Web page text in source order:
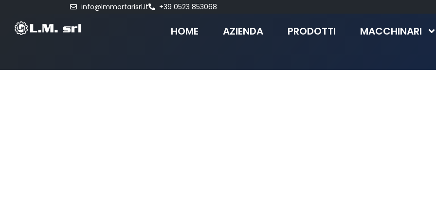
info@lmmortarisrl.it +39 0523 853068
HOME AZIENDA PRODOTTI MACCHINARI